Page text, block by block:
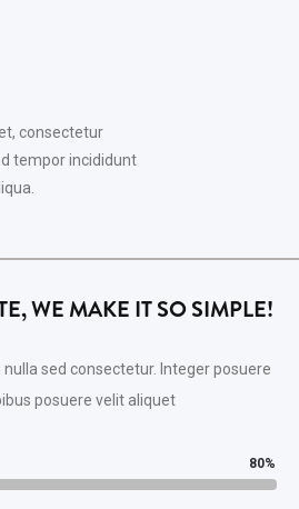
consectetur
tempor incididunt
WE MAKE IT SO SIMPLE!
sed consectetur. Integer posuere
posuere velit aliquet
80%